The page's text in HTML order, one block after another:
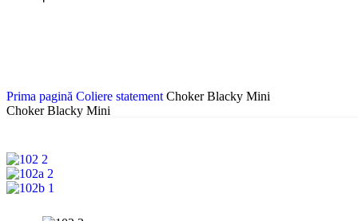
Prima pagină Coliere statement Choker Blacky Mini
Choker Blacky Mini